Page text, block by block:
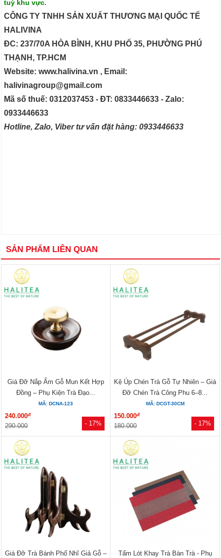
tuỳ khu vực.
CÔNG TY TNHH SẢN XUẤT THƯƠNG MẠI QUỐC TẾ
HALIVINA
ĐC: 237/70A HÒA BÌNH, KHU PHỐ 35, PHƯỜNG PHÚ
THẠNH, TP.HCM
Website: www.halivina.vn , Email:
halivinagroup@gmail.com
Mã số thuế: 0312037453 - ĐT: 0833446633 - Zalo:
0933446633
Hotline, Zalo, Viber tư vấn đặt hàng: 0933446633
SẢN PHẨM LIÊN QUAN
- 17%
Giá Đỡ Nắp Ấm Gỗ Mun Kết Hợp
Đồng – Phụ Kiện Trà Đạo...
MÃ: DCNA-123
240.000đ
290.000 - 17%
Kệ Úp Chén Trà Gỗ Tự Nhiên – Giá
Đỡ Chén Trà Công Phu 6–8...
MÃ: DCGT-30CM
150.000đ
180.000
Giá Đỡ Trà Bánh Phổ Nhĩ Giả Gỗ –
Tấm Lót Khay Trà Bàn Trà - Phụ